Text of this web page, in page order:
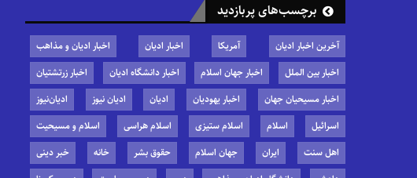
برچسب‌های پربازدید
آخرین اخبار ادیان آمریکا اخبار ادیان
اخبار ادیان و مذاهب
اخبار بین الملل
اخبار جهان اسلام اخبار دانشگاه ادیان
اخبار زرتشتیان
اخبار مسیحیان جهان
اخبار یهودیان ادیان ادیان نیوز
ادیان‌نیوز
اسرائیل
اسلام اسلام ستیزی اسلام هراسی
اسلام و مسیحیت
اهل سنت
ایران جهان اسلام حقوق بشر خانه
خبر دینی